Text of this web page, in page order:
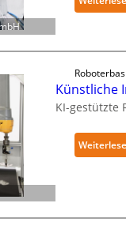
Künstliche
KI-gestützte